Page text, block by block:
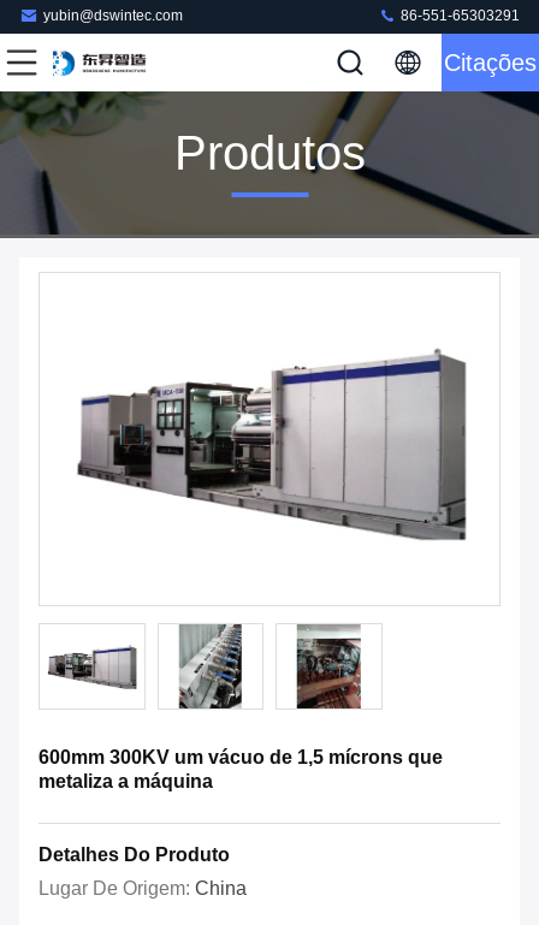
yubin@dswintec.com 86-551-65303291
Citações
Produtos
600mm 300KV um vácuo de 1,5 mícrons que
metaliza a máquina
Detalhes Do Produto
Lugar De Origem: China